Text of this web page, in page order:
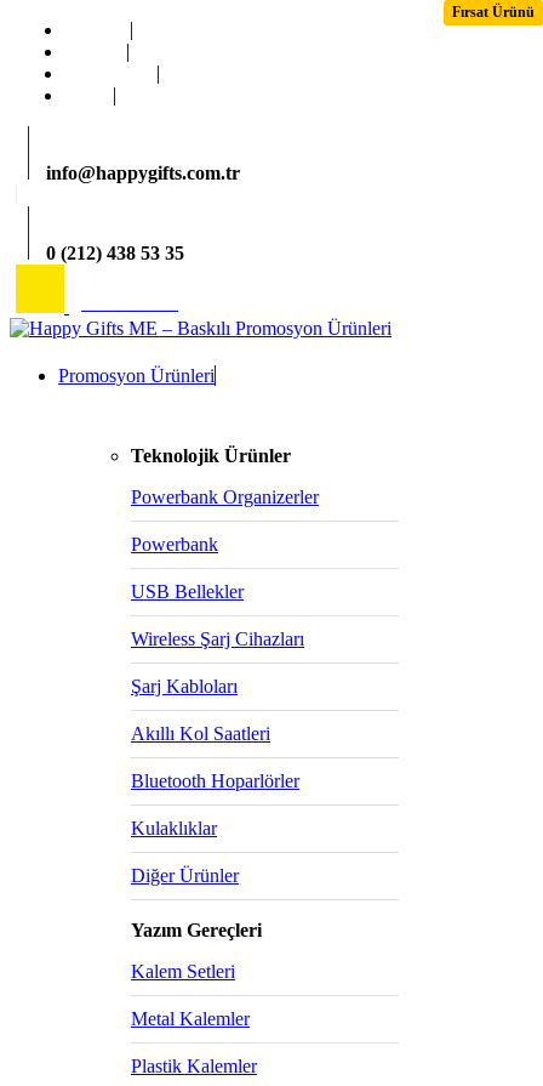
info@happygifts.com.tr
0 (212) 438 53 35
Promosyon Ürünleri
Teknolojik Ürünler
Powerbank Organizerler
Powerbank
USB Bellekler
Wireless Şarj Cihazları
Şarj Kabloları
Akıllı Kol Saatleri
Bluetooth Hoparlörler
Kulaklıklar
Diğer Ürünler
Yazım Gereçleri
Kalem Setleri
Metal Kalemler
Plastik Kalemler
Fırsat Ürünü
Fırsat Ürünü
Fırsat Ürünü